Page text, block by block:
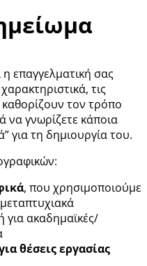
επαγγελματική σας
τις
καθορίζουν τον τρόπο
να γνωρίζετε κάποια
για τη δημιουργία του.
, που χρησιμοποιούμε
ακαδημαϊκές/
θέσεις εργασίας